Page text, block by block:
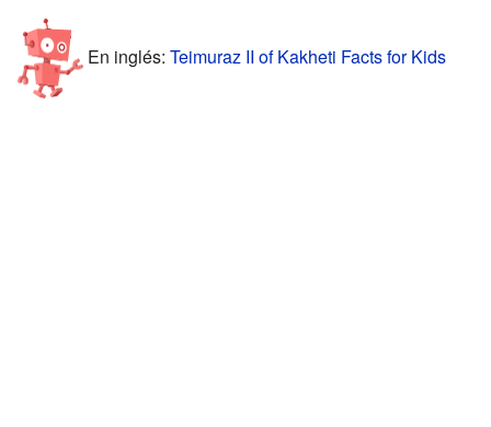
En inglés: Teimuraz II of Kakheti Facts for Kids